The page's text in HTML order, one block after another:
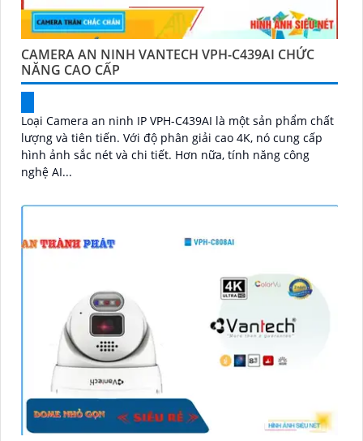
CAMERA AN NINH VANTECH VPH-C439AI CHỨC
NĂNG CAO CẤP
Loại Camera an ninh IP VPH-C439AI là một sản phẩm chất
lượng và tiên tiến. Với độ phân giải cao 4K, nó cung cấp
hình ảnh sắc nét và chi tiết. Hơn nữa, tính năng công
nghệ AI...